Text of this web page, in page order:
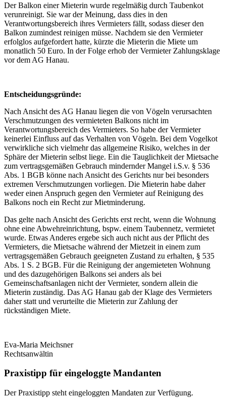
Der Balkon einer Mieterin wurde regelmäßig durch Taubenkot
verunreinigt. Sie war der Meinung, dass dies in den
Verantwortungsbereich ihres Vermieters fällt, sodass dieser den
Balkon zumindest reinigen müsse. Nachdem sie den Vermieter
erfolglos aufgefordert hatte, kürzte die Mieterin die Miete um
monatlich 50 Euro. In der Folge erhob der Vermieter Zahlungsklage
vor dem AG Hanau.
Entscheidungsgründe:
Nach Ansicht des AG Hanau liegen die von Vögeln verursachten
Verschmutzungen des vermieteten Balkons nicht im
Verantwortungsbereich des Vermieters. So habe der Vermieter
keinerlei Einfluss auf das Verhalten von Vögeln. Bei dem Vogelkot
verwirkliche sich vielmehr das allgemeine Risiko, welches in der
Sphäre der Mieterin selbst liege. Ein die Tauglichkeit der Mietsache
zum vertragsgemäßen Gebrauch mindernder Mangel i.S.v. § 536
Abs. 1 BGB könne nach Ansicht des Gerichts nur bei besonders
extremen Verschmutzungen vorliegen. Die Mieterin habe daher
weder einen Anspruch gegen den Vermieter auf Reinigung des
Balkons noch ein Recht zur Mietminderung.
Das gelte nach Ansicht des Gerichts erst recht, wenn die Wohnung
ohne eine Abwehreinrichtung, bspw. einem Taubennetz, vermietet
wurde. Etwas Anderes ergebe sich auch nicht aus der Pflicht des
Vermieters, die Mietsache während der Mietzeit in einem zum
vertragsgemäßen Gebrauch geeigneten Zustand zu erhalten, § 535
Abs. 1 S. 2 BGB. Für die Reinigung der angemieteten Wohnung
und des dazugehörigen Balkons sei anders als bei
Gemeinschaftsanlagen nicht der Vermieter, sondern allein die
Mieterin zuständig. Das AG Hanau gab der Klage des Vermieters
daher statt und verurteilte die Mieterin zur Zahlung der
rückständigen Miete.
Eva-Maria Meichsner
Rechtsanwältin
Praxistipp für eingeloggte Mandanten
Der Praxistipp steht eingeloggten Mandaten zur Verfügung.